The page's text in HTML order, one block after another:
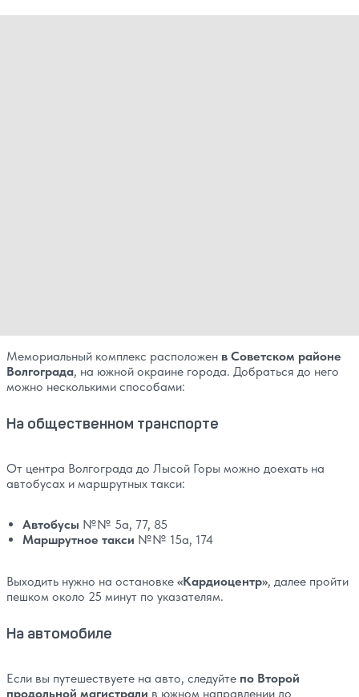
Мемориальный комплекс расположен в Советском районе
Волгограда, на южной окраине города. Добраться до него
можно несколькими способами:
На общественном транспорте
От центра Волгограда до Лысой Горы можно доехать на
автобусах и маршрутных такси:
Автобусы №№ 5а, 77, 85
Маршрутное такси №№ 15a, 174
Выходить нужно на остановке «Кардиоцентр», далее пройти
пешком около 25 минут по указателям.
На автомобиле
Если вы путешествуете на авто, следуйте по Второй
продольной магистрали в южном направлении до